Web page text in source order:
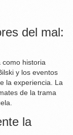
del mal:
como historia
y los eventos
la experiencia. La
de la trama
la